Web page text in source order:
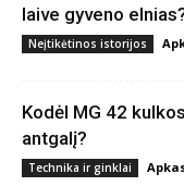
laive gyveno
Neįtikėtinos istorijos
Kodėl MG 42
antgalį?
Technika ir ginklai